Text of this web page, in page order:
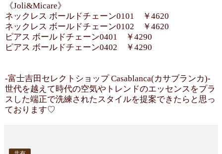
《Joli&Micare》
ネックレス ボールドチェーン0101 ￥4620
ネックレス ボールドチェーン0102 ￥4620
ピアス ボールドチェーン0401 ￥4290
ピアス ボールドチェーン0402 ￥4290
-富士吉田セレクトショップ Casablanca(カサブランカ)-
世代を越えて時代の空気やトレンドのエッセンスをプラ
スした端正で洗練されたスタイルを提案できたらと思っ
ております♡